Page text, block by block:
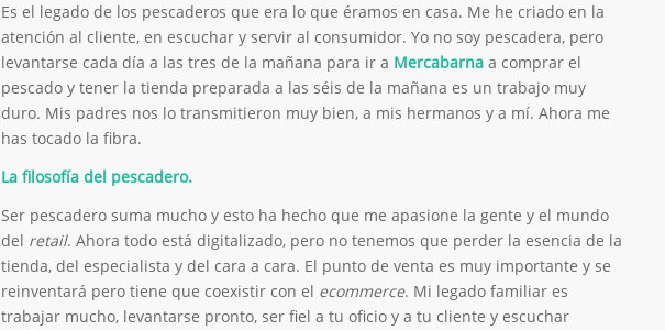
Es el legado de los pescaderos que era lo que éramos en casa. Me he criado en la
atención al cliente, en escuchar y servir al consumidor. Yo no soy pescadera, pero
levantarse cada día a las tres de la mañana para ir a Mercabarna a comprar el
pescado y tener la tienda preparada a las séis de la mañana es un trabajo muy
duro. Mis padres nos lo transmitieron muy bien, a mis hermanos y a mí. Ahora me
has tocado la fibra.
La filosofía del pescadero.
Ser pescadero suma mucho y esto ha hecho que me apasione la gente y el mundo
del retail. Ahora todo está digitalizado, pero no tenemos que perder la esencia de la
tienda, del especialista y del cara a cara. El punto de venta es muy importante y se
reinventará pero tiene que coexistir con el ecommerce. Mi legado familiar es
trabajar mucho, levantarse pronto, ser fiel a tu oficio y a tu cliente y escuchar